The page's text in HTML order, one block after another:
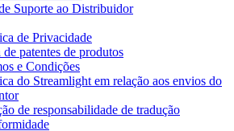
Suporte ao Distribuidor
de Privacidade
patentes de produtos
e Condições
do Streamlight em relação aos envios do
de responsabilidade de tradução